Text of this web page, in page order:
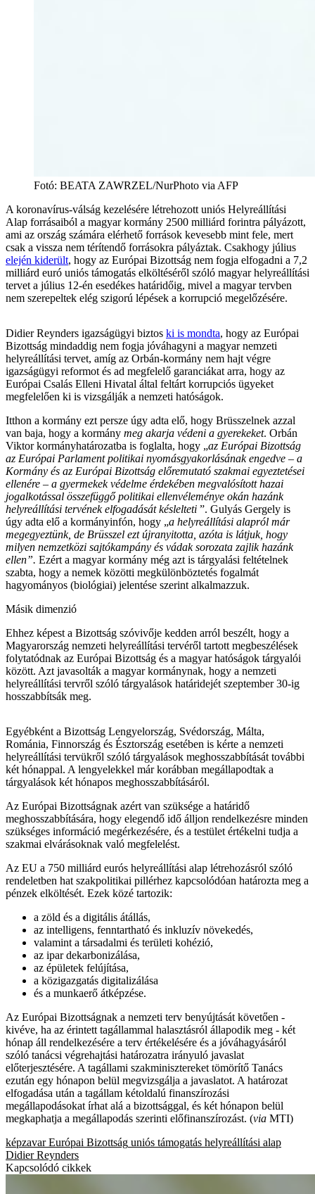
Fotó: BEATA ZAWRZEL/NurPhoto via AFP
A koronavírus-válság kezelésére létrehozott uniós Helyreállítási
Alap forrásaiból a magyar kormány 2500 milliárd forintra pályázott,
ami az ország számára elérhető források kevesebb mint fele, mert
csak a vissza nem térítendő forrásokra pályáztak. Csakhogy július
elején kiderült, hogy az Európai Bizottság nem fogja elfogadni a 7,2
milliárd euró uniós támogatás elköltéséről szóló magyar helyreállítási
tervet a július 12-én esedékes határidőig, mivel a magyar tervben
nem szerepeltek elég szigorú lépések a korrupció megelőzésére.
Didier Reynders igazságügyi biztos ki is mondta, hogy az Európai
Bizottság mindaddig nem fogja jóváhagyni a magyar nemzeti
helyreállítási tervet, amíg az Orbán-kormány nem hajt végre
igazságügyi reformot és ad megfelelő garanciákat arra, hogy az
Európai Csalás Elleni Hivatal által feltárt korrupciós ügyeket
megfelelően ki is vizsgálják a nemzeti hatóságok.
Itthon a kormány ezt persze úgy adta elő, hogy Brüsszelnek azzal
van baja, hogy a kormány meg akarja védeni a gyerekeket. Orbán
Viktor kormányhatározatba is foglalta, hogy „az Európai Bizottság
az Európai Parlament politikai nyomásgyakorlásának engedve – a
Kormány és az Európai Bizottság előremutató szakmai egyeztetései
ellenére – a gyermekek védelme érdekében megvalósított hazai
jogalkotással összefüggő politikai ellenvéleménye okán hazánk
helyreállítási tervének elfogadását késlelteti ”. Gulyás Gergely is
úgy adta elő a kormányinfón, hogy „a helyreállítási alapról már
megegyeztünk, de Brüsszel ezt újranyitotta, azóta is látjuk, hogy
milyen nemzetközi sajtókampány és vádak sorozata zajlik hazánk
ellen”. Ezért a magyar kormány még azt is tárgyalási feltételnek
szabta, hogy a nemek közötti megkülönböztetés fogalmát
hagyományos (biológiai) jelentése szerint alkalmazzuk.
Másik dimenzió
Ehhez képest a Bizottság szóvivője kedden arról beszélt, hogy a
Magyarország nemzeti helyreállítási tervéről tartott megbeszélések
folytatódnak az Európai Bizottság és a magyar hatóságok tárgyalói
között. Azt javasolták a magyar kormánynak, hogy a nemzeti
helyreállítási tervről szóló tárgyalások határidejét szeptember 30-ig
hosszabbítsák meg.
Egyébként a Bizottság Lengyelország, Svédország, Málta,
Románia, Finnország és Észtország esetében is kérte a nemzeti
helyreállítási tervükről szóló tárgyalások meghosszabbítását további
két hónappal. A lengyelekkel már korábban megállapodtak a
tárgyalások két hónapos meghosszabbításáról.
Az Európai Bizottságnak azért van szüksége a határidő
meghosszabbítására, hogy elegendő idő álljon rendelkezésre minden
szükséges információ megérkezésére, és a testület értékelni tudja a
szakmai elvárásoknak való megfelelést.
Az EU a 750 milliárd eurós helyreállítási alap létrehozásról szóló
rendeletben hat szakpolitikai pillérhez kapcsolódóan határozta meg a
pénzek elköltését. Ezek közé tartozik:
a zöld és a digitális átállás,
az intelligens, fenntartható és inkluzív növekedés,
valamint a társadalmi és területi kohézió,
az ipar dekarbonizálása,
az épületek felújítása,
a közigazgatás digitalizálása
és a munkaerő átképzése.
Az Európai Bizottságnak a nemzeti terv benyújtását követően -
kivéve, ha az érintett tagállammal halasztásról állapodik meg - két
hónap áll rendelkezésére a terv értékelésére és a jóváhagyásáról
szóló tanácsi végrehajtási határozatra irányuló javaslat
előterjesztésére. A tagállami szakminisztereket tömörítő Tanács
ezután egy hónapon belül megvizsgálja a javaslatot. A határozat
elfogadása után a tagállam kétoldalú finanszírozási
megállapodásokat írhat alá a bizottsággal, és két hónapon belül
megkaphatja a megállapodás szerinti előfinanszírozást. (via MTI)
képzavar Európai Bizottság uniós támogatás helyreállítási alap
Didier Reynders
Kapcsolódó cikkek